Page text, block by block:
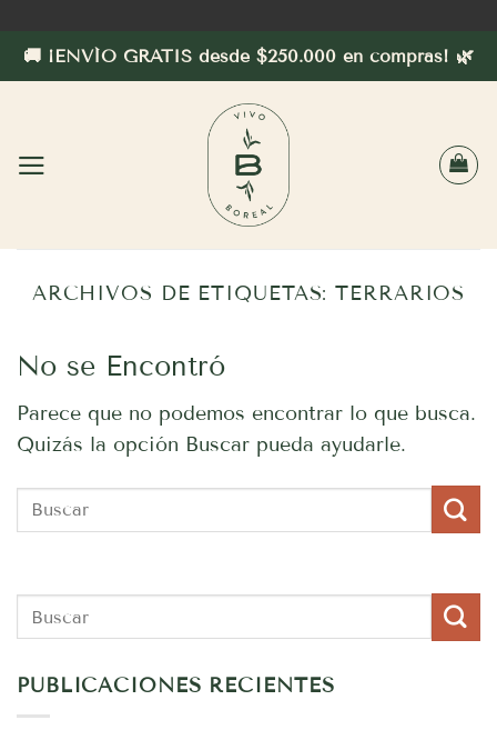
contenido
🚚 ¡ENVÍO GRATIS desde $250.000 en compras! 🌿
ARCHIVOS DE ETIQUETAS:TERRARIOS
No se Encontró
Parece que no podemos encontrar lo que busca.
Quizás la opción Buscar pueda ayudarle.
PUBLICACIONES RECIENTES